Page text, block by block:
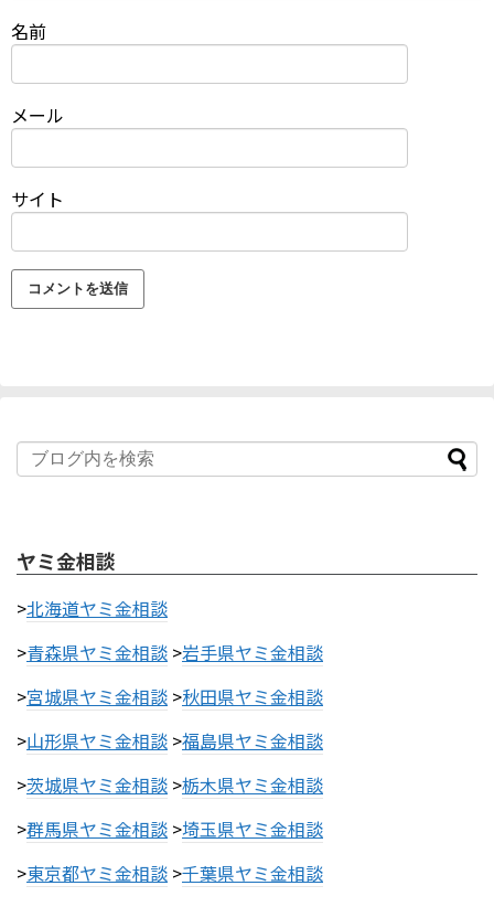
名前
メール
サイト
ヤミ金相談
>北海道ヤミ金相談
>青森県ヤミ金相談 >岩手県ヤミ金相談
>宮城県ヤミ金相談 >秋田県ヤミ金相談
>山形県ヤミ金相談 >福島県ヤミ金相談
>茨城県ヤミ金相談 >栃木県ヤミ金相談
>群馬県ヤミ金相談 >埼玉県ヤミ金相談
>東京都ヤミ金相談 >千葉県ヤミ金相談